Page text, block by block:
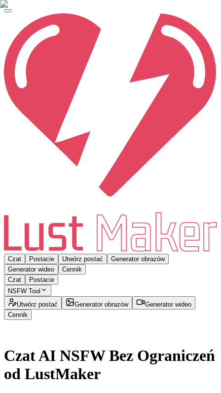
Czat Postacie Utwórz postać
Generator obrazów
Generator wideo
Cennik
Czat
Postacie
NSFW Tool
Utwórz postać
Generator obrazów
Generator wideo
Cennik
Czat AI NSFW Bez Ograniczeń
od LustMaker